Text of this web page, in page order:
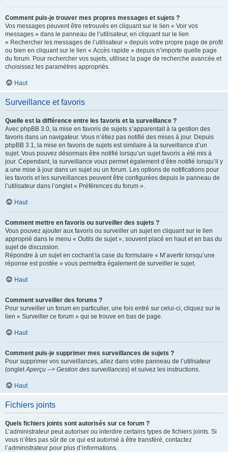
Comment puis-je trouver mes propres messages et sujets ?
Vos messages peuvent être retrouvés en cliquant sur le lien « Voir vos
messages » dans le panneau de l’utilisateur, en cliquant sur le lien
« Rechercher les messages de l’utilisateur » depuis votre propre page de profil
ou bien en cliquant sur le lien « Accès rapide » depuis n’importe quelle page
du forum. Pour rechercher vos sujets, utilisez la page de recherche avancée et
choisissez les paramètres appropriés.
Haut
Surveillance et favoris
Quelle est la différence entre les favoris et la surveillance ?
Avec phpBB 3.0, la mise en favoris de sujets s’apparentait à la gestion des
favoris dans un navigateur. Vous n’étiez pas notifié des mises à jour. Depuis
phpBB 3.1, la mise en favoris de sujets est similaire à la surveillance d’un
sujet. Vous pouvez désormais être notifié lorsqu’un sujet favoris a été mis à
jour. Cependant, la surveillance vous permet également d’être notifié lorsqu’il y
a une mise à jour dans un sujet ou un forum. Les options de notifications pour
les favoris et les surveillances peuvent être configurées depuis le panneau de
l’utilisateur dans l’onglet « Préférences du forum ».
Haut
Comment mettre en favoris ou surveiller des sujets ?
Vous pouvez ajouter aux favoris ou surveiller un sujet en cliquant sur le lien
approprié dans le menu « Outils de sujet », souvent placé en haut et en bas du
sujet de discussion.
Répondre à un sujet en cochant la case du formulaire « M’avertir lorsqu’une
réponse est postée » vous permettra également de surveiller le sujet.
Haut
Comment surveiller des forums ?
Pour surveiller un forum en particulier, une fois entré sur celui-ci, cliquez sur le
lien « Surveiller ce forum » qui se trouve en bas de page.
Haut
Comment puis-je supprimer mes surveillances de sujets ?
Pour supprimer vos surveillances, allez dans votre panneau de l’utilisateur
(ongletAperçu --> Gestion des surveillances) et suivez les instructions.
Haut
Fichiers joints
Quels fichiers joints sont autorisés sur ce forum ?
L’administrateur peut autoriser ou interdire certains types de fichiers joints. Si
vous n’êtes pas sûr de ce qui est autorisé à être transféré, contactez
l’administrateur pour plus d’informations.